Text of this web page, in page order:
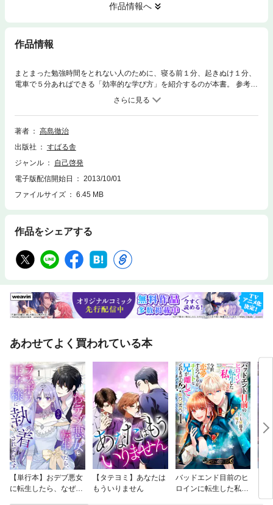
作品情報へ
作品情報
まとまった勉強時間をとれない人のために、寝る前１分、起きぬけ１分、
電車で５分あればできる「効率的な学び方」を紹介するのが本書。 参考書
の精読、ノート主体の知識整理といった非効率的な学び方をやめて、「ち
ょい読み、ちょいメモ、ちょい貼り」というスグできて効果バツグンの記
憶術を具体例満載で紹介しています。そのほか、覚える量が半減する「マ
ーキング術」、どこでも自在に記憶できる「付箋紙活用法」など、「勉強
図版も充実！
著者
高島徹治
出版社
すばる舎
ジャンル
自己啓発
電子版配信開始日
2013/10/01
ファイルサイズ
6.45 MB
作品をシェアする
あわせてよく買われている本
【単行本】おデブ悪女
に転生したら、なぜか
【タテヨミ】あなたは
もういりません
バッドエンド目前のヒ
ロインに転生した私、